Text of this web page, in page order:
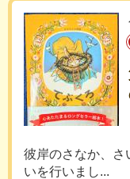
彼岸のさなか、さ
いを行いまし...